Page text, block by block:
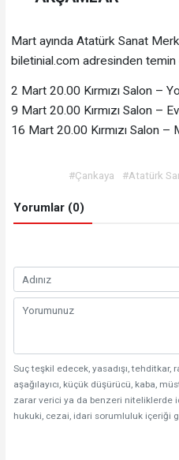
Mart ayında Atatürk Sanat
biletinial.com adresinden
2 Mart 20.00 Kırmızı Salon –
9 Mart 20.00 Kırmızı Salon –
16 Mart 20.00 Kırmızı Salon –
#Çankaya #Atatürk
Yorumlar (0)
Suç teşkil edecek, yasadışı,
aşağılayıcı, küçük düşürücü, kaba,
zarar verici ya da benzeri niteliklerde
hukuki, cezai, idari sorumluluk içeriği